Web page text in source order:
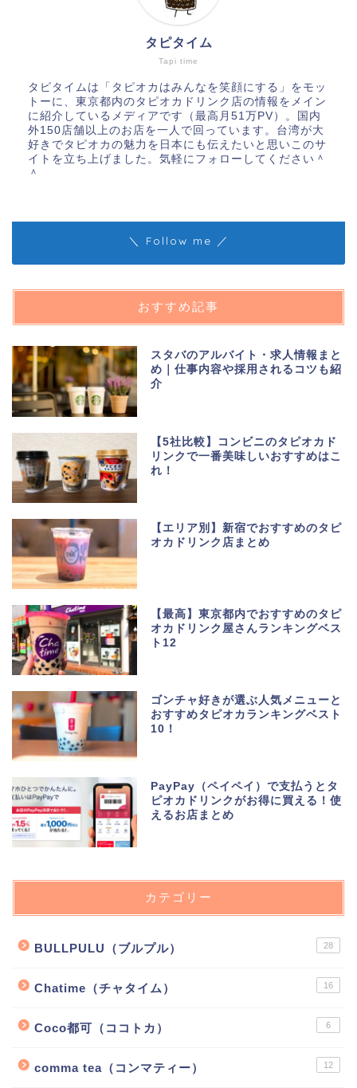
Tapi time
タピタイム
タピタイムは「タピオカはみんなを笑顔にする」をモッ
トーに、東京都内のタピオカドリンク店の情報をメイン
に紹介しているメディアです（最高月51万PV）。国内
外150店舗以上のお店を一人で回っています。台湾が大
好きでタピオカの魅力を日本にも伝えたいと思いこのサ
イトを立ち上げました。気軽にフォローしてください＾
＾
＼ Follow me ／
おすすめ記事
スタバのアルバイト・求人情報まと
め｜仕事内容や採用されるコツも紹
介
【5社比較】コンビニのタピオカド
リンクで一番美味しいおすすめはこ
れ！
【エリア別】新宿でおすすめのタピ
オカドリンク店まとめ
【最高】東京都内でおすすめのタピ
オカドリンク屋さんランキングベス
ト12
ゴンチャ好きが選ぶ人気メニューと
おすすめタピオカランキングベスト
10！
PayPay（ペイペイ）で支払うとタ
ピオカドリンクがお得に買える！使
えるお店まとめ
カテゴリー
BULLPULU（ブルプル） 28
Chatime（チャタイム） 16
Coco都可（ココトカ） 6
comma tea（コンマティー） 12